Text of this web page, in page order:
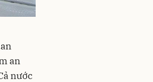
an
nước